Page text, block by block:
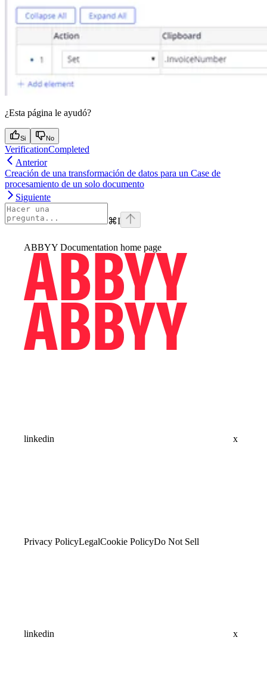
¿Esta página le ayudó?
Si No
VerificationCompleted
Anterior
Creación de una transformación de datos para un Case de
procesamiento de un solo documento
Siguiente
⌘I
ABBYY Documentation home page
linkedin x
Privacy PolicyLegalCookie PolicyDo Not Sell
linkedin x